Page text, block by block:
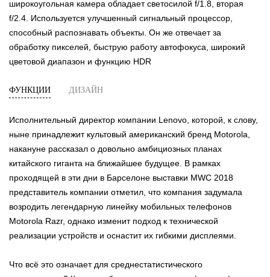
широкоугольная камера обладает светосилой f/1.8, вторая
f/2.4. Используется улучшенный сигнальный процессор,
способный распознавать объекты. Он же отвечает за
обработку пикселей, быструю работу автофокуса, широкий
цветовой диапазон и функцию HDR
ФУНКЦИИ ДИЗАЙН
Исполнительный директор компании Lenovo, которой, к слову,
ныне принадлежит культовый американский бренд Motorola,
накануне рассказал о довольно амбициозных планах
китайского гиганта на ближайшее будущее. В рамках
проходящей в эти дни в Барселоне выставки MWC 2018
представитель компании отметил, что компания задумала
возродить легендарную линейку мобильных телефонов
Motorola Razr, однако изменит подход к технической
реализации устройств и оснастит их гибкими дисплеями.
Что всё это означает для среднестатистического